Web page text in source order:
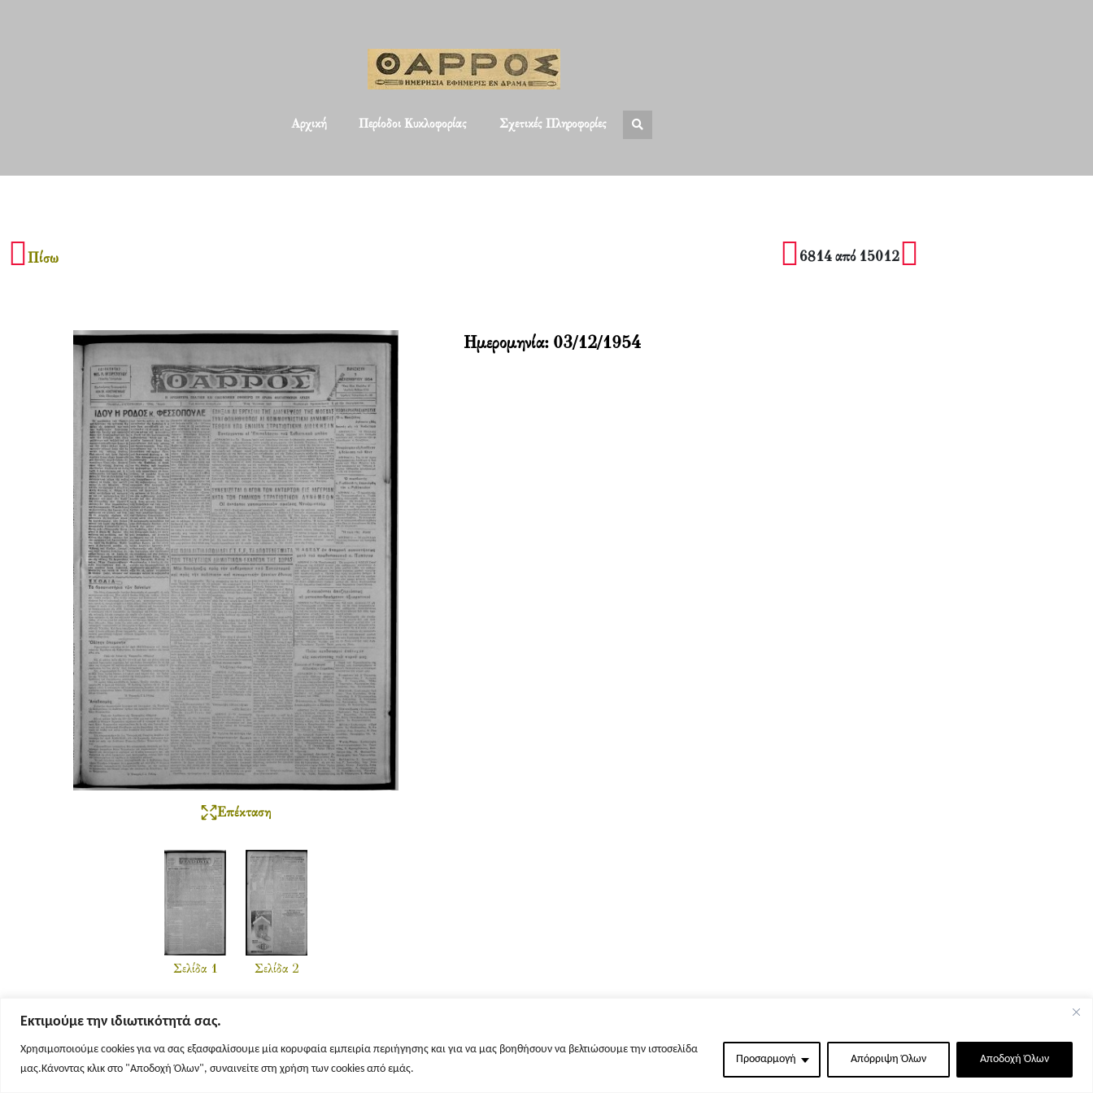
Εκτιμούμε την ιδιωτικότητά σας.
Χρησιμοποιούμε cookies για να σας εξασφαλίσουμε μία κορυφαία εμπειρία περιήγησης και για να μας βοηθήσουν να βελτιώσουμε την ιστοσελίδα
μας.Κάνοντας κλικ στο "Αποδοχή Όλων", συναινείτε στη χρήση των cookies από εμάς.
Προσαρμογή Απόρριψη Όλων Αποδοχή Όλων
Αρχική Περίοδοι Κυκλοφορίας Σχετικές Πληροφορίες
Πίσω 6814 από 15012
Επέκταση
Σελίδα 1 Σελίδα 2
Ημερομηνία: 03/12/1954